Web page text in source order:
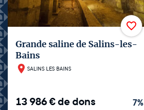
Grande saline de Salins-les-
Bains
SALINS LES BAINS
13 986€de dons 7%